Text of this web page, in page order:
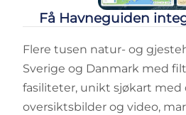
Få Havneguiden
Flere tusen natur- og
Sverige og Danmark med
fasiliteter, unikt sjøkart med
oversiktsbilder og video,